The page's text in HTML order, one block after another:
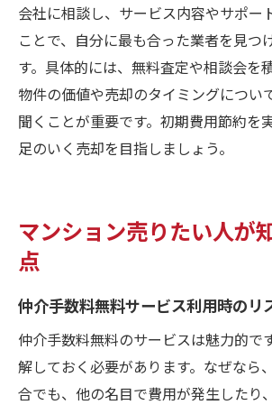
会社に相談し、サービス内容やサポー
ことで、自分に最も合った業者を見つ
す。具体的には、無料査定や相談会を
物件の価値や売却のタイミングについ
聞くことが重要です。初期費用節約を
足のいく売却を目指しましょう。
マンション売りたい人が
点
仲介手数料無料サービス利用時のリ
仲介手数料無料のサービスは魅力的で
解しておく必要があります。なぜなら
合でも、他の名目で費用が発生したり